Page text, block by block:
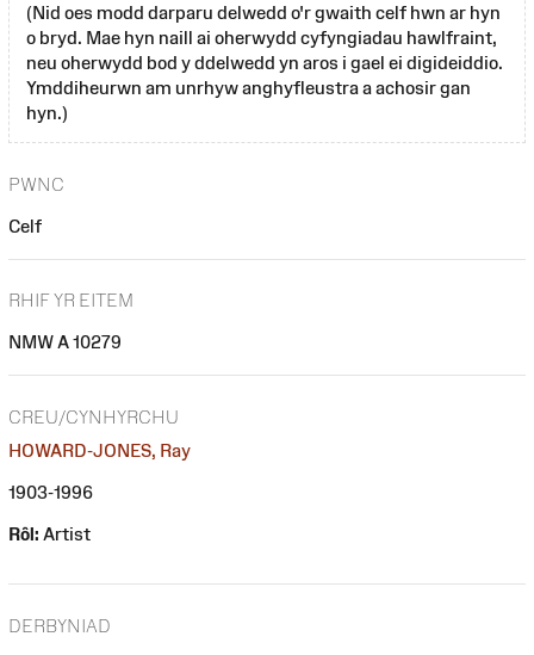
(Nid oes modd darparu delwedd o'r gwaith celf hwn ar hyn
o bryd. Mae hyn naill ai oherwydd cyfyngiadau hawlfraint,
neu oherwydd bod y ddelwedd yn aros i gael ei digideiddio.
Ymddiheurwn am unrhyw anghyfleustra a achosir gan
hyn.)
PWNC
Celf
RHIF YR EITEM
NMW A 10279
CREU/CYNHYRCHU
HOWARD-JONES, Ray
1903-1996
Rôl: Artist
DERBYNIAD